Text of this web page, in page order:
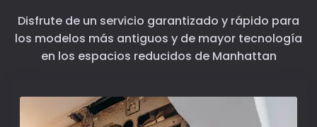
Disfrute de un servicio garantizado y rápido para
los modelos más antiguos y de mayor tecnología
en los espacios reducidos de Manhattan